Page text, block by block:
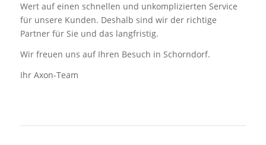
Wert auf einen schnellen und unkomplizierten Service
für unsere Kunden. Deshalb sind wir der richtige
Partner für Sie und das langfristig.
Wir freuen uns auf Ihren Besuch in Schorndorf.
Ihr Axon-Team